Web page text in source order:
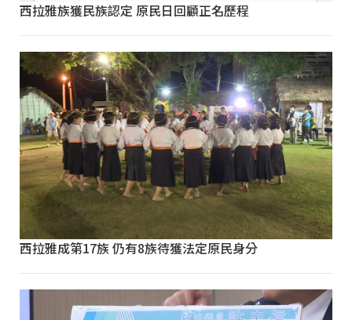
西拉雅族獲民族認定 原民日回顧正名歷程
西拉雅成第17族 仍有8族待獲法定原民身分